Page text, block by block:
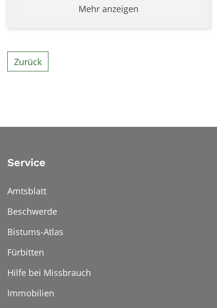
Mehr anzeigen
Zurück
Service
Amtsblatt
Beschwerde
Bistums-Atlas
Fürbitten
Hilfe bei Missbrauch
Immobilien